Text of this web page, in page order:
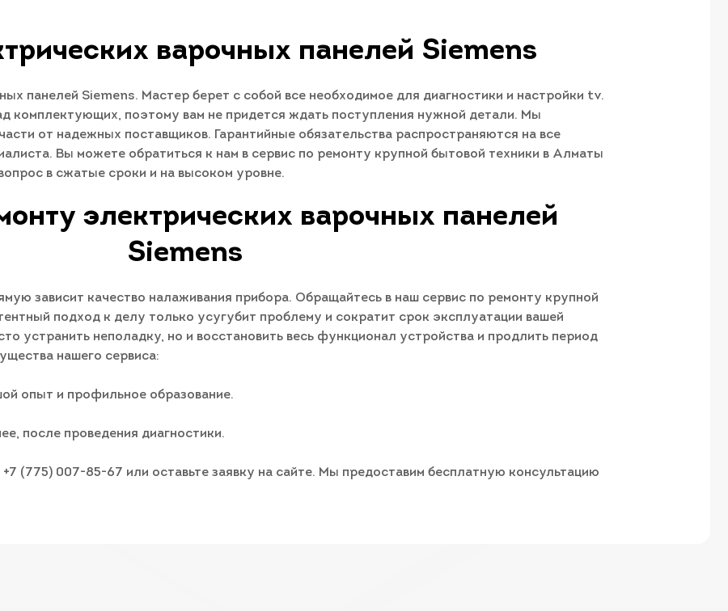
варочных панелей Siemens
панелей Siemens. Мастер берет с собой все необходимое для диагностики и настройки tv.
комплектующих, поэтому вам не придется ждать поступления нужной детали. Мы
от надежных поставщиков. Гарантийные обязательства распространяются на все
Вы можете обратиться к нам в сервис по ремонту крупной бытовой техники в Алматы
в сжатые сроки и на высоком уровне.
электрических варочных панелей
Siemens
зависит качество налаживания прибора. Обращайтесь в наш сервис по ремонту крупной
подход к делу только усугубит проблему и сократит срок эксплуатации вашей
устранить неполадку, но и восстановить весь функционал устройства и продлить период
нашего сервиса:
опыт и профильное образование.
после проведения диагностики.
(775) 007-85-67 или оставьте заявку на сайте. Мы предоставим бесплатную консультацию